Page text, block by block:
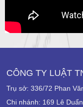
CÔNG TY LUẬT
Trụ sở: 336/72 Phan
Chi nhánh: 169 Lê